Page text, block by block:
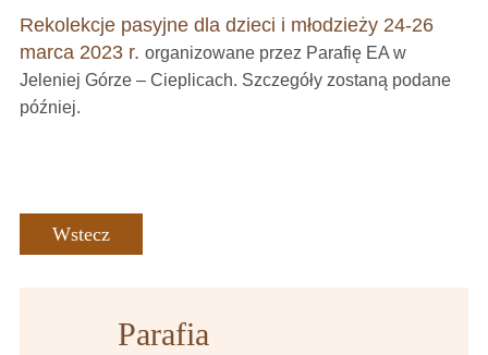
Rekolekcje pasyjne dla dzieci i młodzieży 24-26
marca 2023 r. organizowane przez Parafię EA w
Jeleniej Górze – Cieplicach. Szczegóły zostaną podane
później.
Wstecz
Parafia